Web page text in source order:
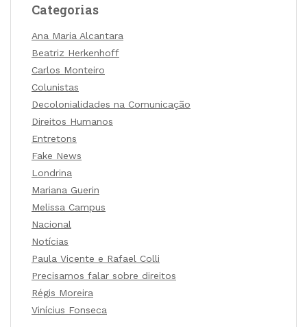
Categorias
Ana Maria Alcantara
Beatriz Herkenhoff
Carlos Monteiro
Colunistas
Decolonialidades na Comunicação
Direitos Humanos
Entretons
Fake News
Londrina
Mariana Guerin
Melissa Campus
Nacional
Notícias
Paula Vicente e Rafael Colli
Precisamos falar sobre direitos
Régis Moreira
Vinícius Fonseca